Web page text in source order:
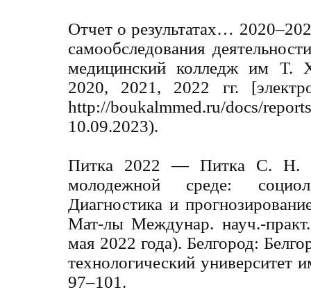
Отчет о результатах…
самообследования
медицинский колледж им Т.
2020, 2021, 2022 гг.
http://boukalmmed.ru/docs/
10.09.2023).
Питка 2022 — Питка С. Н.
молодежной среде:
Диагностика и
Мат-лы Междунар. науч.-
мая 2022 года). Белгород:
технологический
97–101.